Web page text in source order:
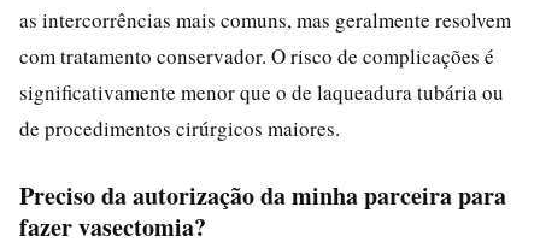
as intercorrências mais comuns, mas geralmente resolvem
com tratamento conservador. O risco de complicações é
significativamente menor que o de laqueadura tubária ou
de procedimentos cirúrgicos maiores.
Preciso da autorização da minha parceira para
fazer vasectomia?